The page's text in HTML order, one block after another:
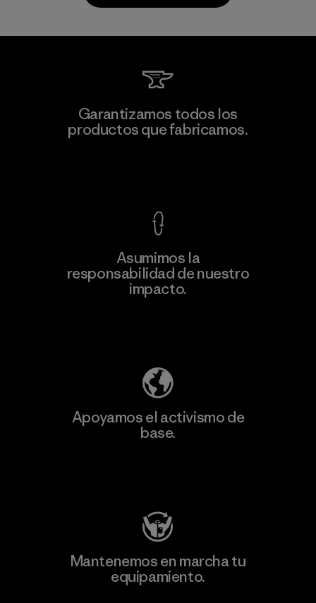
información
Toyota Tsusho
Material-supplier
Garantizamos todos los
productos que fabricamos.
Asumimos la
responsabilidad de nuestro
impacto.
Apoyamos el activismo de
base.
Mantenemos en marcha tu
equipamiento.